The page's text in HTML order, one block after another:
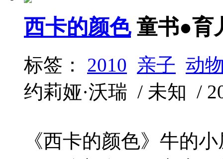
西卡的颜色 童书●育
标签： 2010 亲子 动
约莉娅·沃瑞 / 未知 /
《西卡的颜色》牛的